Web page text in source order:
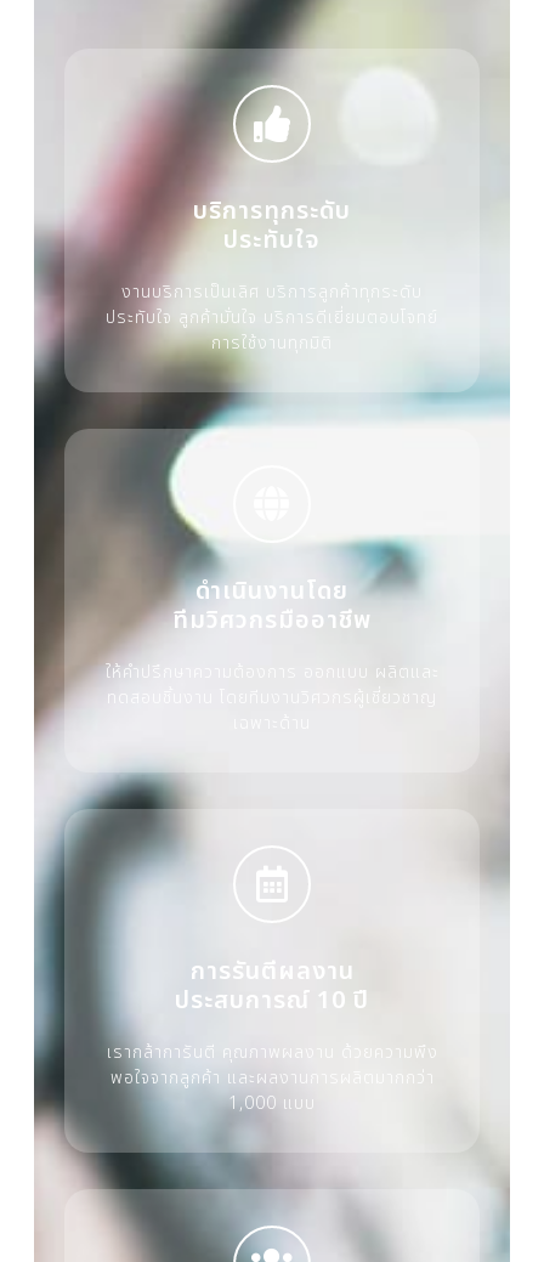
บริการทุกระดับ
ประทับใจ
งานบริการเป็นเลิศ บริการลูกค้าทุกระดับ
ประทับใจ ลูกค้ามั่นใจ บริการดีเยี่ยมตอบโจทย์
การใช้งานทุกมิติ
ดำเนินงานโดย
ทีมวิศวกรมืออาชีพ
ให้คำปรึกษาความต้องการ ออกแบบ ผลิตและ
ทดสอบชิ้นงาน โดยทีมงานวิศวกรผู้เชี่ยวชาญ
การรันตีผลงาน
ประสบการณ์ 10 ปี
เรากล้าการันตี คุณภาพผลงาน ด้วยความพึง
พอใจจากลูกค้า และผลงานการผลิตมากกว่า
1,000 แบบ